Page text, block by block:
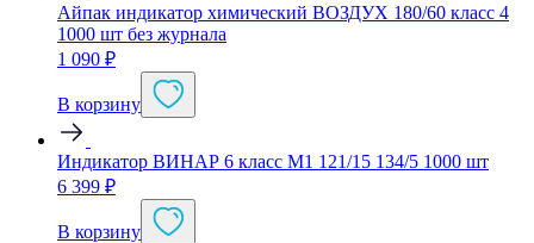
Айпак индикатор химический ВОЗДУХ 180/60 класс 4
1000 шт без журнала
1 090 ₽
В корзину
Индикатор ВИНАР 6 класс М1 121/15 134/5 1000 шт
6 399 ₽
В корзину